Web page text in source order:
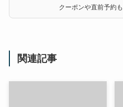
クーポンや直前予約
関連記事